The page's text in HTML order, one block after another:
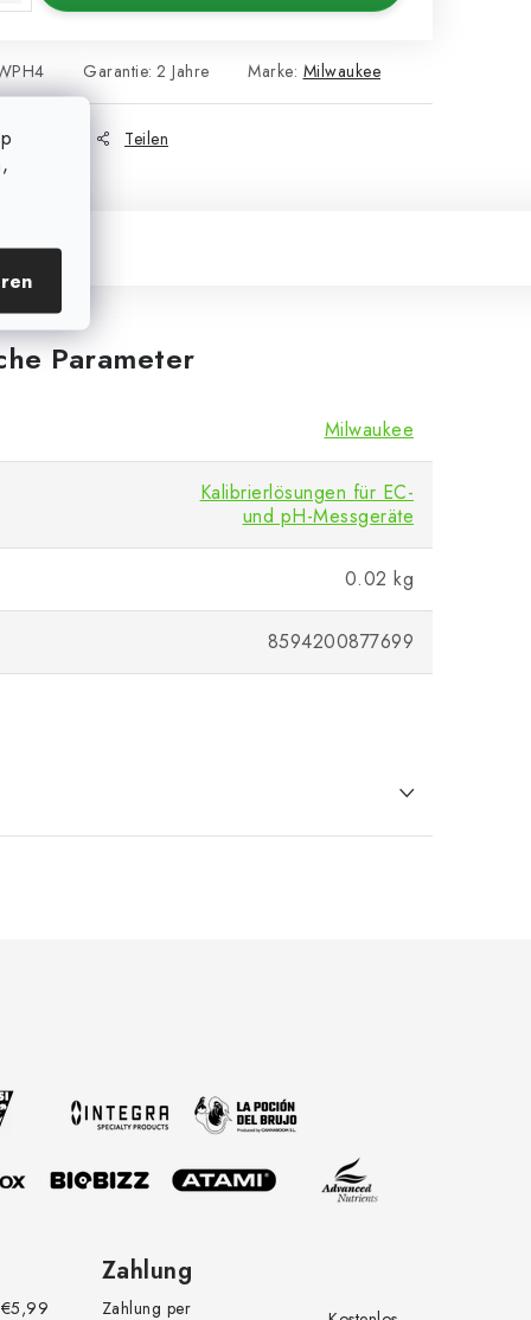
Marke: Milwaukee
Garantie: 2 Jahre
Ansehen Teilen
Parameter
Milwaukee
Kalibrierlösungen für EC-
und pH-Messgeräte
0.02 kg
8594200877699
€5,99
Zahlung
Zahlung per